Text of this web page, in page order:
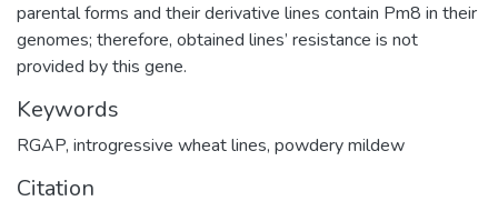
parental forms and their derivative lines contain Pm8 in their
genomes; therefore, obtained lines’ resistance is not
provided by this gene.
Keywords
RGAP, introgressive wheat lines, powdery mildew
Citation